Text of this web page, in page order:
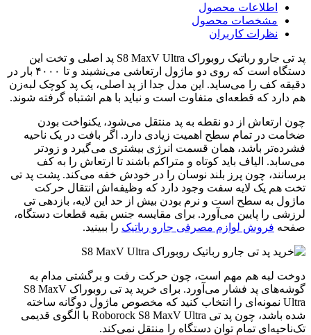
اطلاعات محصول
مشخصات محصول
نظرات کاربران
پد تی جارو رباتیک روبوراک S8 MaxV Ultra پد اصلی و تخت این
دستگاه است که روی دو ماژول ارتعاشی می‌نشیند و تا ۴۰۰۰ بار در
دقیقه کف را می‌ساید. این مدل جدا از پد اصلی، یک پد کوچک لبه‌زن
هم دارد که قطعه‌ای متفاوت است و نباید با هم اشتباه گرفته شوند.
چون ارتعاش از دو نقطه به پد منتقل می‌شود، یکنواخت بودن
ضخامت در تمام سطح اهمیت زیادی دارد. اگر بافت در یک ناحیه
فشرده‌تر باشد، همان قسمت انرژی بیشتری می‌گیرد و زودتر
می‌سابد. الیاف باید کوتاه و متراکم باشند تا ارتعاش را به کف
برسانند، چون پرز بلند نوسان را در خودش خفه می‌کند. پشت پد تی
تخت هم یک لایه سفت وجود دارد که وظیفه‌اش انتقال حرکت
ماژول به سطح است و نرم بودن بیش از حد این لایه، بازدهی تی
لرزشی را پایین می‌آورد. برای مقایسه جنس بقیه قطعات دستگاه،
صفحه فروش لوازم مصرفی جارو رباتیک را ببینید.
دوخت لبه هم مهم است، چون حرکت رفت و برگشتی مدام به
گوشه‌های پد فشار می‌آورد. برای خرید پد تی روبوراک S8 MaxV
Ultra نمونه‌ای را انتخاب کنید که مخصوص ماژول دوگانه ساخته
شده باشد، چون پد تی Roborock S8 MaxV Ultra با الگوی قدیمی
تک‌ناحیه‌ای تمام توان دستگاه را منتقل نمی‌کند.